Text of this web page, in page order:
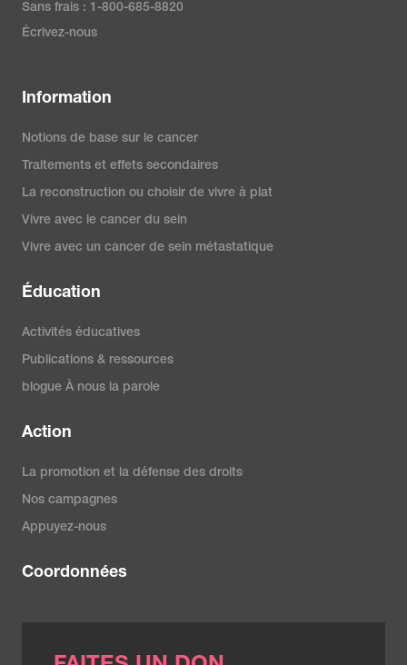
Sans frais : 1-800-685-8820
Écrivez-nous
Information
Notions de base sur le cancer
Traitements et effets secondaires
La reconstruction ou choisir de vivre à plat
Vivre avec le cancer du sein
Vivre avec un cancer de sein métastatique
Éducation
Activités éducatives
Publications & ressources
blogue À nous la parole
Action
La promotion et la défense des droits
Nos campagnes
Appuyez-nous
Coordonnées